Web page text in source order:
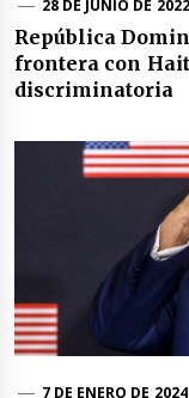
28 DE JUNIO DE 2022
República
frontera con
discriminatoria
7 DE ENERO DE 2024